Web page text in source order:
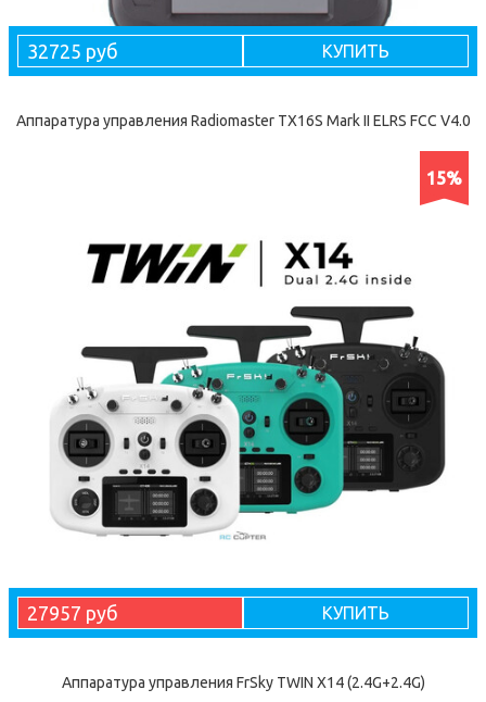
32725 руб КУПИТЬ
Аппаратура управления Radiomaster TX16S Mark II ELRS FCC V4.0
15%
27957 руб КУПИТЬ
Аппаратура управления FrSky TWIN X14 (2.4G+2.4G)